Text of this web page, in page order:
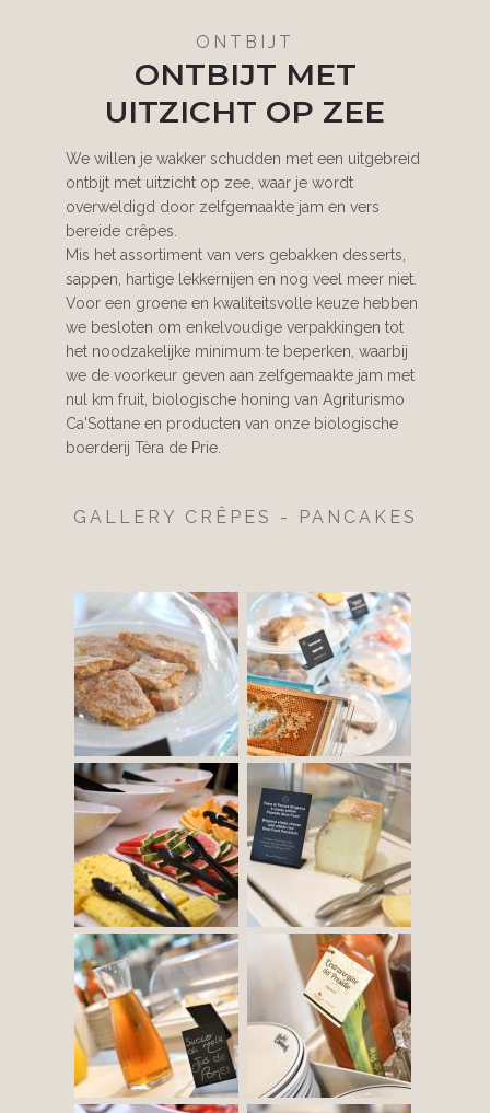
ONTBIJT
ONTBIJT MET
UITZICHT OP ZEE
We willen je wakker schudden met een uitgebreid
ontbijt met uitzicht op zee, waar je wordt
overweldigd door zelfgemaakte jam en vers
bereide crêpes.
Mis het assortiment van vers gebakken desserts,
sappen, hartige lekkernijen en nog veel meer niet.
Voor een groene en kwaliteitsvolle keuze hebben
we besloten om enkelvoudige verpakkingen tot
het noodzakelijke minimum te beperken, waarbij
we de voorkeur geven aan zelfgemaakte jam met
nul km fruit, biologische honing van Agriturismo
Ca'Sottane en producten van onze biologische
boerderij Tèra de Prie.
GALLERY CRÊPES - PANCAKES